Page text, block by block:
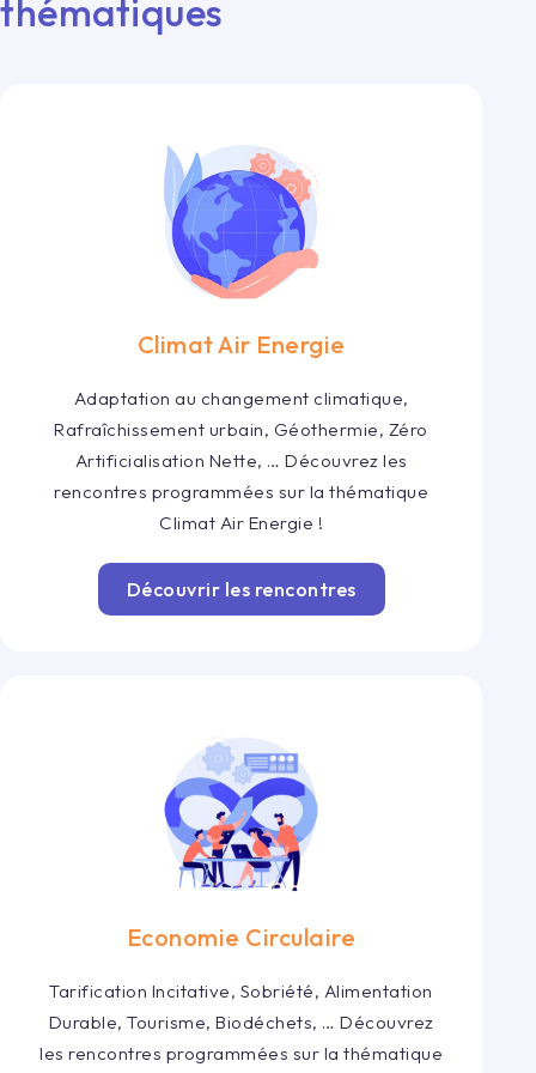
thématiques
Climat Air Energie
Adaptation au changement climatique,
Rafraîchissement urbain, Géothermie, Zéro
Artificialisation Nette, … Découvrez les
rencontres programmées sur la thématique
Climat Air Energie !
Découvrir les rencontres
Economie Circulaire
Tarification Incitative, Sobriété, Alimentation
Durable, Tourisme, Biodéchets, … Découvrez
les rencontres programmées sur la thématique